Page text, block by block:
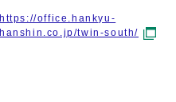
https://office.hankyu-
hanshin.co.jp/twin-south/